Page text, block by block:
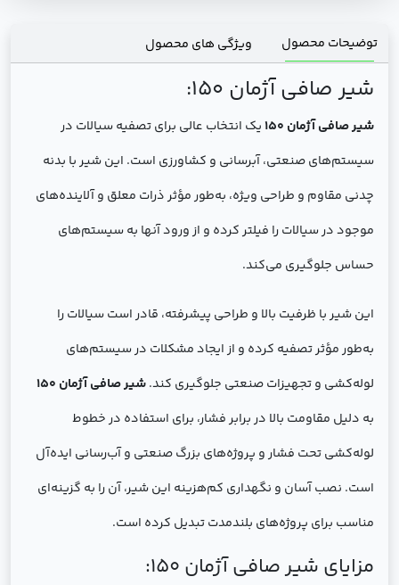
توضیحات محصول ویژگی های محصول
شیر صافی آژمان 150:
شیر صافی آژمان 150
یک انتخاب عالی برای تصفیه سیالات در
سیستم‌های صنعتی، آبرسانی و کشاورزی است. این شیر با بدنه
چدنی مقاوم و طراحی ویژه، به‌طور مؤثر ذرات معلق و آلاینده‌های
موجود در سیالات را فیلتر کرده و از ورود آنها به سیستم‌های
حساس جلوگیری می‌کند.
این شیر با ظرفیت بالا و طراحی پیشرفته، قادر است سیالات را
به‌طور مؤثر تصفیه کرده و از ایجاد مشکلات در سیستم‌های
لوله‌کشی و تجهیزات صنعتی جلوگیری کند.شیر صافی آژمان 150
به دلیل مقاومت بالا در برابر فشار، برای استفاده در خطوط
لوله‌کشی تحت فشار و پروژه‌های بزرگ صنعتی و آب‌رسانی ایده‌آل
است. نصب آسان و نگهداری کم‌هزینه این شیر، آن را به گزینه‌ای
مناسب برای پروژه‌های بلندمدت تبدیل کرده است.
مزایای شیر صافی آژمان 150: